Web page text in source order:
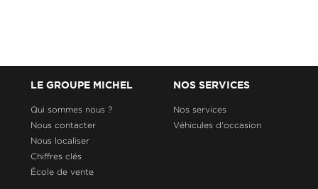
LE GROUPE MICHEL
Qui sommes nous ?
Nous contacter
Nous localiser
Chiffres clés
École de vente
NOS SERVICES
Nos services
Véhicules d'occasion